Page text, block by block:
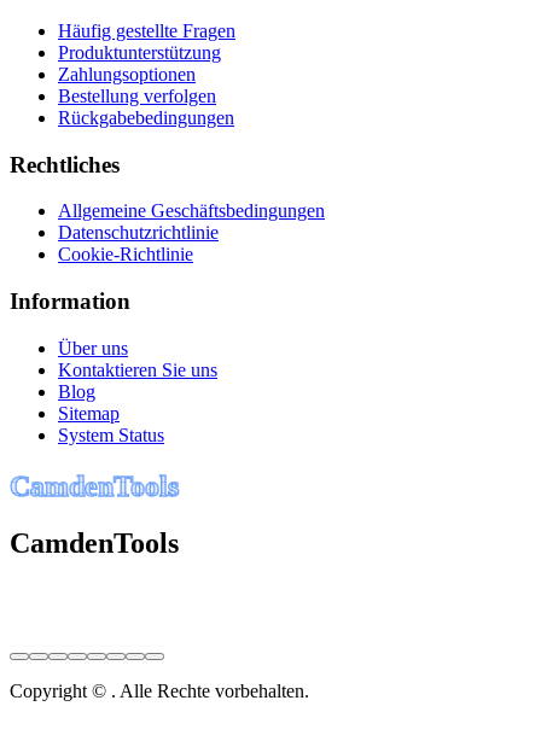
Häufig gestellte Fragen
Produktunterstützung
Zahlungsoptionen
Bestellung verfolgen
Rückgabebedingungen
Rechtliches
Allgemeine Geschäftsbedingungen
Datenschutzrichtlinie
Cookie-Richtlinie
Information
Über uns
Kontaktieren Sie uns
Blog
Sitemap
System Status
CamdenTools
CamdenTools
Copyright © . Alle Rechte vorbehalten.